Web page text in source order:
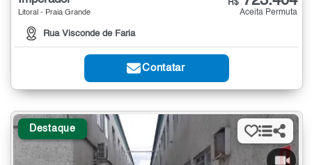
Litoral - Praia Grande
Rua Visconde de Faria
R$
Aceita Permuta
Contatar
Destaque